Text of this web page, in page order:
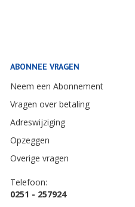
ABONNEE VRAGEN
Neem een Abonnement
Vragen over betaling
Adreswijziging
Opzeggen
Overige vragen
Telefoon:
0251 - 257924